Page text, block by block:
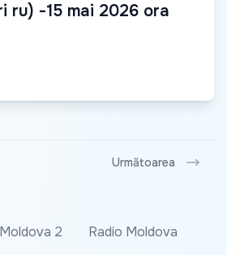
ru) -15 mai 2026 ora
Următoarea
Moldova 2
Radio Moldova